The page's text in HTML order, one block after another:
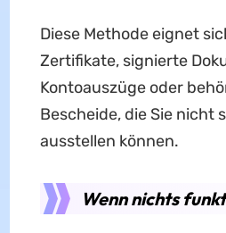
Diese Methode eignet
Zertifikate, signierte
Kontoauszüge oder
Bescheide, die Sie nicht
ausstellen können.
Wenn nichts